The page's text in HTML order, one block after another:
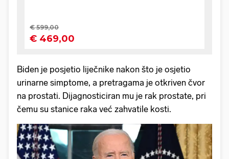
Biden je posjetio liječnike nakon što je osjetio
urinarne simptome, a pretragama je otkriven čvor
na prostati. Dijagnosticiran mu je rak prostate, pri
čemu su stanice raka već zahvatile kosti.